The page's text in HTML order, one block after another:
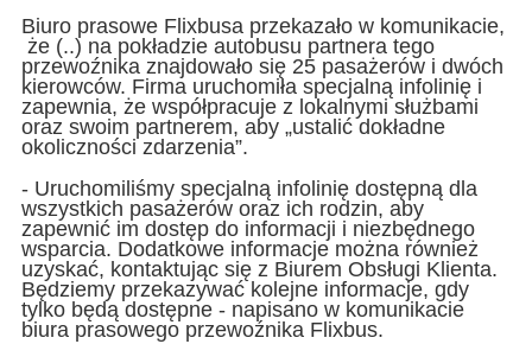
Biuro prasowe Flixbusa przekazało w komunikacie,
że (..) na pokładzie autobusu partnera tego
przewoźnika znajdowało się 25 pasażerów i dwóch
kierowców. Firma uruchomiła specjalną infolinię i
zapewnia, że współpracuje z lokalnymi służbami
oraz swoim partnerem, aby „ustalić dokładne
okoliczności zdarzenia”.
- Uruchomiliśmy specjalną infolinię dostępną dla
wszystkich pasażerów oraz ich rodzin, aby
zapewnić im dostęp do informacji i niezbędnego
wsparcia. Dodatkowe informacje można również
uzyskać, kontaktując się z Biurem Obsługi Klienta.
Będziemy przekazywać kolejne informacje, gdy
tylko będą dostępne - napisano w komunikacie
biura prasowego przewoźnika Flixbus.